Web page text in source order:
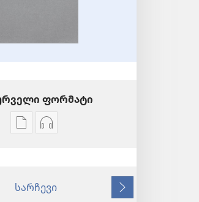
ფორმატი
პუბლიკაციების
—
აუდიოჩანაწერების
—
სარჩევი
მომდევნო